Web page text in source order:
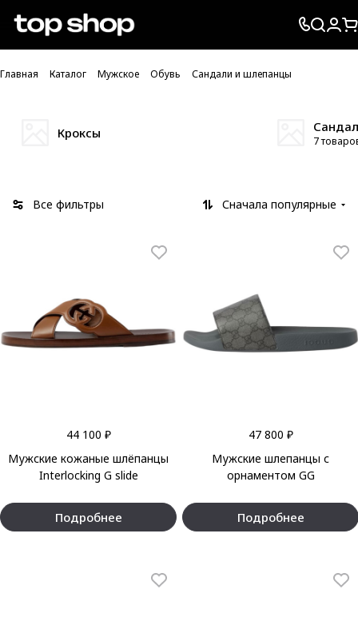
Проверка хлебных крошек
Главная Каталог Мужское Обувь Сандали и шлепанцы
Кроксы
7
Все фильтры Сначала популярные
44 100 ₽
Мужские кожаные шлёпанцы
Interlocking G slide
Подробнее
47 800 ₽
Мужские шлепанцы с
орнаментом GG
Подробнее